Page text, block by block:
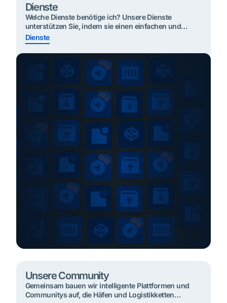
Dienste
Welche Dienste benötige ich? Unsere Dienste
unterstützen Sie, indem sie einen einfachen und
effizienten Informationsaustausch ermöglichen.
Nachstehend finden Sie die wichtigsten Dienste, die
Sie entsprechend Ihrer Rolle nutzen können. Klicken
Sie auf Ihre Rolle und finden Sie Ihre Dienste: Schnell
den richtigen Service finden? Verlader oder
Spediteure Importladung Um an der Secure Chain
teilzunehmen, benötigen […]
Dienste
Unsere Community
Gemeinsam bauen wir intelligente Plattformen und
Communitys auf, die Häfen und Logistikketten